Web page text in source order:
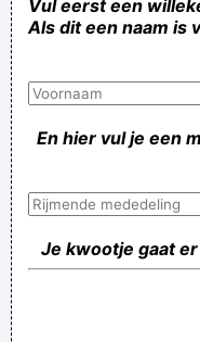
Vul eerst een
Als dit een naam is
En hier vul je een
Je kwootje gaat